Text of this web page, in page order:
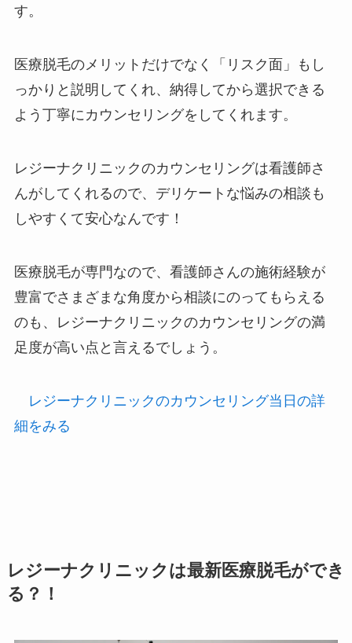
す。
医療脱毛のメリットだけでなく「リスク面」もし
っかりと説明してくれ、納得してから選択できる
よう丁寧にカウンセリングをしてくれます。
レジーナクリニックのカウンセリングは看護師さ
んがしてくれるので、デリケートな悩みの相談も
しやすくて安心なんです！
医療脱毛が専門なので、看護師さんの施術経験が
豊富でさまざまな角度から相談にのってもらえる
のも、レジーナクリニックのカウンセリングの満
足度が高い点と言えるでしょう。
レジーナクリニックのカウンセリング当日の詳
細をみる
レジーナクリニックは最新医療脱毛ができ
る？！